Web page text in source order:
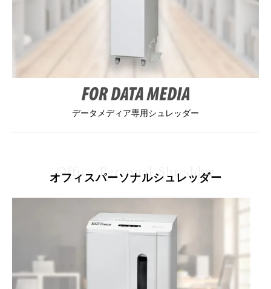
データメディア専用シュレッダー
オフィスパーソナルシュレッダー
Office Personal Shredder